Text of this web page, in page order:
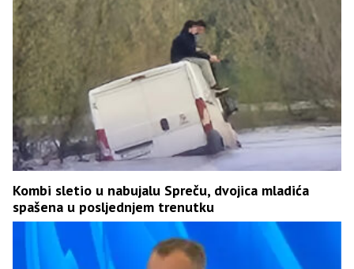
Kombi sletio u nabujalu Spreču, dvojica mladića
spašena u posljednjem trenutku